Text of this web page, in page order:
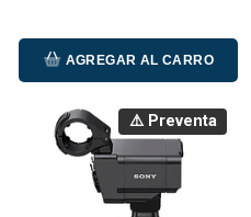
AGREGAR AL CARRO
⚠️ Preventa